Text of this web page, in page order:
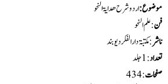
موضوع:اردو شرح ھدایۃ النحو
فن: علم النحو
ناشر: مکتبۃ دارالفکر دیوبند
تعداد:1 جلد
صفحات: 434